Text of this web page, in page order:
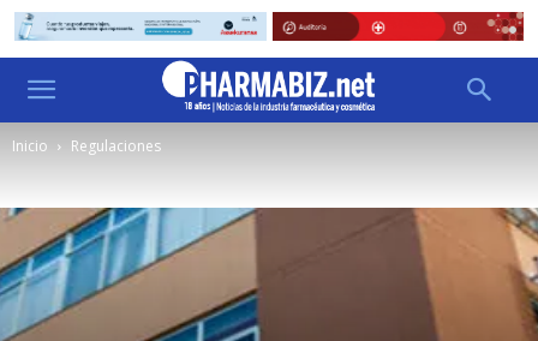
Inicio Regulaciones